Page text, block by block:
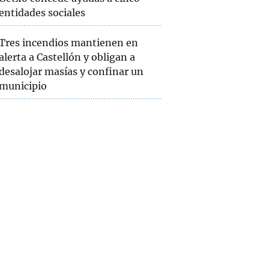
sociales
incendios mantienen en
a Castellón y obligan a
masías y confinar un